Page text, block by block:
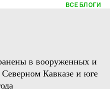
ВСЕ БЛОГИ
в вооруженных и
Северном Кавказе и юге